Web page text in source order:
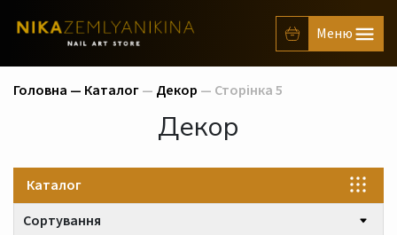
Головна — Каталог— Декор — Сторінка 5
Декор
Каталог
Сортування